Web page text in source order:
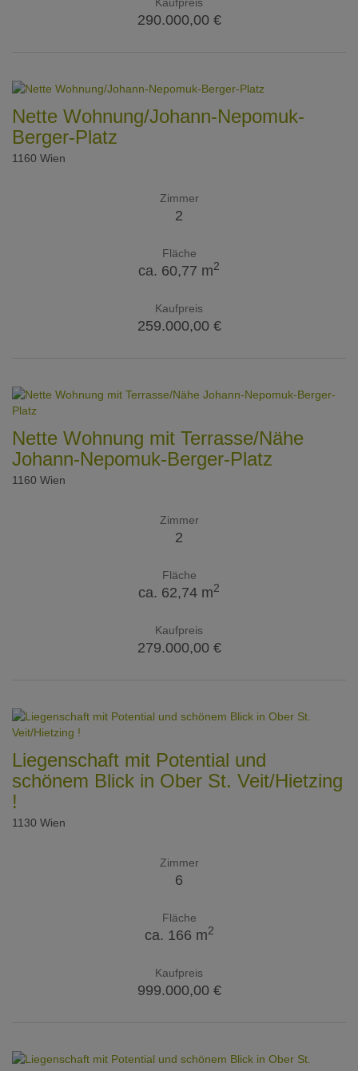
290.000,00 €
Nette Wohnung/Johann-Nepomuk-
Berger-Platz
1160 Wien
Zimmer
2
Fläche
ca. 60,77 m2
Kaufpreis
259.000,00 €
Nette Wohnung mit Terrasse/Nähe
Johann-Nepomuk-Berger-Platz
1160 Wien
Zimmer
2
Fläche
ca. 62,74 m2
Kaufpreis
279.000,00 €
Liegenschaft mit Potential und
schönem Blick in Ober St. Veit/Hietzing
!
1130 Wien
Zimmer
6
Fläche
ca. 166 m2
Kaufpreis
999.000,00 €